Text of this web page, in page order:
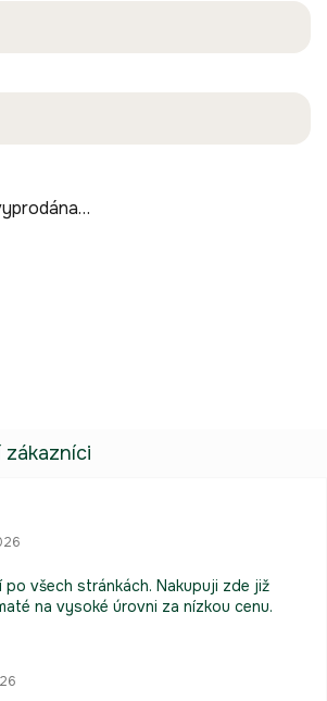
všech stránkách. Nakupuji zde již
na vysoké úrovni za nízkou cenu.